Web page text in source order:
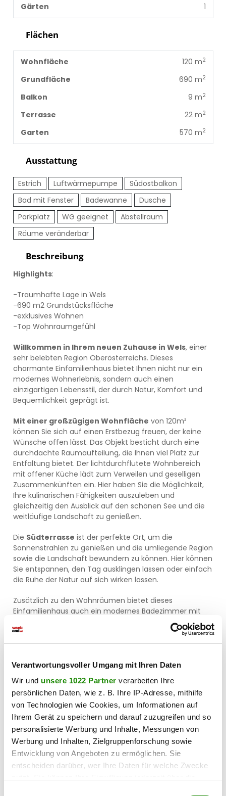
Verantwortungsvoller Umgang mit Ihren Daten
Wir und unsere 1022 Partner verarbeiten Ihre
persönlichen Daten, wie z. B. Ihre IP-Adresse, mithilfe
von Technologien wie Cookies, um Informationen auf
Ihrem Gerät zu speichern und darauf zuzugreifen und so
personalisierte Werbung und Inhalte, Messungen von
Werbung und Inhalten, Zielgruppenforschung sowie
Entwicklung von Angeboten zu ermöglichen. Sie
entscheiden darüber, wer Ihre Daten für welche Zwecke
Beschreibung
Highlights:
-Traumhafte Lage in Wels
-690 m2 Grundstücksfläche
-exklusives Wohnen
-Top Wohnraumgefühl
Willkommen in Ihrem neuen Zuhause in Wels, einer
sehr belebten Region Oberösterreichs. Dieses
charmante Einfamilienhaus bietet Ihnen nicht nur ein
modernes Wohnerlebnis, sondern auch einen
einzigartigen Lebensstil, der durch Natur, Komfort und
Bequemlichkeit geprägt ist.
Mit einer großzügigen Wohnfläche von 120m²
können Sie sich auf einen Erstbezug freuen, der keine
Wünsche offen lässt. Das Objekt besticht durch eine
durchdachte Raumaufteilung, die Ihnen viel Platz zur
Entfaltung bietet. Der lichtdurchflutete Wohnbereich
mit offener Küche lädt zum Verweilen und geselligen
Zusammenkünften ein. Hier haben Sie die Möglichkeit,
Ihre kulinarischen Fähigkeiten auszuleben und
gleichzeitig den Ausblick auf den schönen See und die
weitläufige Landschaft zu genießen.
Die Südterrasse ist der perfekte Ort, um die
Sonnenstrahlen zu genießen und die umliegende Region
sowie die Landschaft bewundern zu können. Hier können
Sie entspannen, den Tag ausklingen lassen oder einfach
die Ruhe der Natur auf sich wirken lassen.
Zusätzlich zu den Wohnräumen bietet dieses
Einfamilienhaus auch ein modernes Badezimmer mit
einer Badewanne, in der Sie nach einem langen Tag
entspannen können. Mit 690m2 Grundfläche können Sie
sich Ihrer persönlichen Entfaltung widmen.
Die Lage dieser Immobilie ist ein weiterer großer Vorteil.
sodass Sie mit dem Bus bequem in die umliegenden
Städte gelangen können. In unmittelbarer Nähe finden
Sie zudem einen Supermarkt, der Ihnen die täglichen
Besorgungen erleichtert.
Mit einem Kaufpreis von 535.000.00 €
(Schlüsselfertigstellung optional möglich) ist dieses
Objekt eine Investition in Ihrzukünftiges
Wohlbefinden . Wenn Sie auf der Suche nach einem
Ort sind, der Ihnen sowohl Ruhe als auch die Möglichkeit
Gärten
1
Flächen
Wohnfläche 120 m2
Grundfläche 690 m2
Balkon 9 m2
Terrasse 22 m2
Garten 570 m2
Ausstattung
Estrich Luftwärmepumpe
Südostbalkon
Bad mit Fenster
Badewanne
Dusche
Parkplatz
WG geeignet
Abstellraum
Räume veränderbar